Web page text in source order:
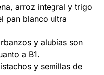
arroz integral y trigo
pan blanco ultra
y alubias son
a B1.
y semillas de